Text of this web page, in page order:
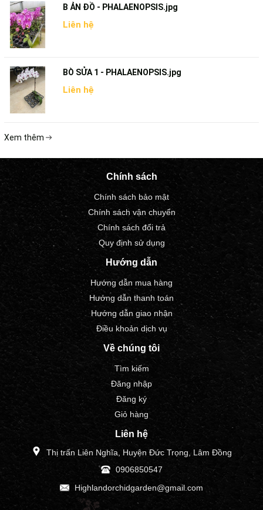
B ẢN ĐỒ - PHALAENOPSIS.jpg
Liên hệ
BÒ SỬA 1 - PHALAENOPSIS.jpg
Liên hệ
Xem thêm
Chính sách
Chính sách bảo mật
Chính sách vận chuyển
Chính sách đổi trả
Quy định sử dụng
Hướng dẫn
Hướng dẫn mua hàng
Hướng dẫn thanh toán
Hướng dẫn giao nhận
Điều khoản dịch vụ
Về chúng tôi
Tìm kiếm
Đăng nhập
Đăng ký
Giỏ hàng
Liên hệ
Thị trấn Liên Nghĩa, Huyện Đức Trọng, Lâm Đồng
0906850547
Highlandorchidgarden@gmail.com